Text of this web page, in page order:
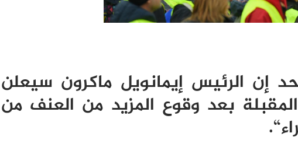
إن الرئيس إيمانويل ماكرون سيعلن
بعد وقوع المزيد من العنف من
“.